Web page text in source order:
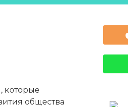
которые
общества